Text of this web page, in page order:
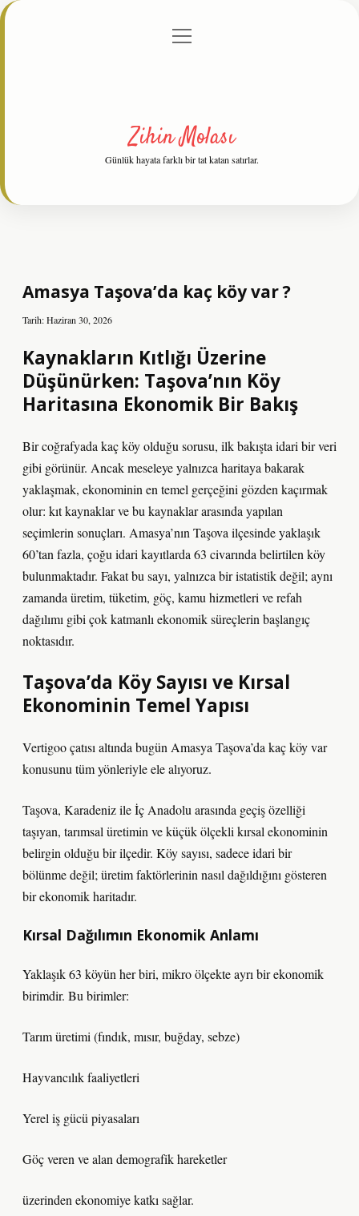
Gizlilik Politikası
menüyü
Zihin Molası
Günlük hayata farklı bir tat katan satırlar.
Amasya Taşova’da kaç köy var ?
Tarih: Haziran 30, 2026
Kaynakların Kıtlığı Üzerine
Düşünürken: Taşova’nın Köy
Haritasına Ekonomik Bir Bakış
Bir coğrafyada kaç köy olduğu sorusu, ilk bakışta idari bir veri
gibi görünür. Ancak meseleye yalnızca haritaya bakarak
yaklaşmak, ekonominin en temel gerçeğini gözden kaçırmak
olur: kıt kaynaklar ve bu kaynaklar arasında yapılan
seçimlerin sonuçları. Amasya’nın Taşova ilçesinde yaklaşık
60’tan fazla, çoğu idari kayıtlarda 63 civarında belirtilen köy
bulunmaktadır. Fakat bu sayı, yalnızca bir istatistik değil; aynı
zamanda üretim, tüketim, göç, kamu hizmetleri ve refah
dağılımı gibi çok katmanlı ekonomik süreçlerin başlangıç
noktasıdır.
Taşova’da Köy Sayısı ve Kırsal
Ekonominin Temel Yapısı
Vertigoo çatısı altında bugün Amasya Taşova’da kaç köy var
konusunu tüm yönleriyle ele alıyoruz.
Taşova, Karadeniz ile İç Anadolu arasında geçiş özelliği
taşıyan, tarımsal üretimin ve küçük ölçekli kırsal ekonominin
belirgin olduğu bir ilçedir. Köy sayısı, sadece idari bir
bölünme değil; üretim faktörlerinin nasıl dağıldığını gösteren
bir ekonomik haritadır.
Kırsal Dağılımın Ekonomik Anlamı
Yaklaşık 63 köyün her biri, mikro ölçekte ayrı bir ekonomik
birimdir. Bu birimler:
Tarım üretimi (fındık, mısır, buğday, sebze)
Hayvancılık faaliyetleri
Yerel iş gücü piyasaları
Göç veren ve alan demografik hareketler
üzerinden ekonomiye katkı sağlar.